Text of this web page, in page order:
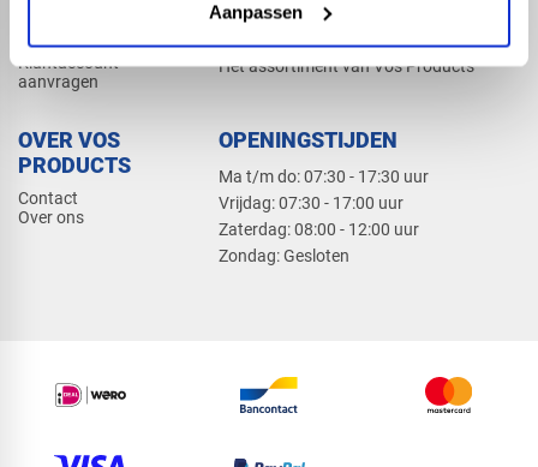
Aanpassen
Klantaccount
aanvragen
PRODUCTCATALOGUS 2026
Het assortiment van Vos Products
OVER VOS
PRODUCTS
Contact
Over ons
OPENINGSTIJDEN
Ma t/m do: 07:30 - 17:30 uur
​Vrijdag: 07:30 - 17:00 uur
​Zaterdag: 08:00 - 12:00 uur
​Zondag: Gesloten